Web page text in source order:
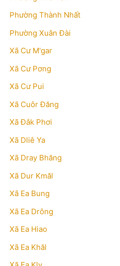
Phường Thành Nhất
Phường Xuân Đài
Xã Cư M'gar
Xã Cư Pơng
Xã Cư Pui
Xã Cuôr Đăng
Xã Đắk Phơi
Xã Dliê Ya
Xã Dray Bhăng
Xã Dur Kmăl
Xã Ea Bung
Xã Ea Drông
Xã Ea Hiao
Xã Ea Khăl